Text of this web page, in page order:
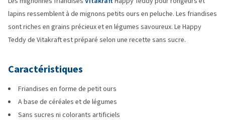
lapins ressemblent à de mignons petits ours en peluche. Les friandises
sont riches en grains précieux et en légumes savoureux. Le Happy
Teddy de Vitakraft est préparé selon une recette sans sucre.
Caractéristiques
Friandises en forme de petit ours
A base de céréales et de légumes
Sans sucres ni colorants artificiels